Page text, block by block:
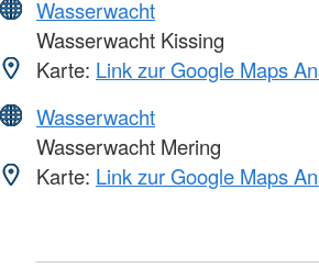
Wasserwacht
Wasserwacht Kissing
Karte: Link zur Google Maps
Wasserwacht
Wasserwacht Mering
Karte: Link zur Google Maps